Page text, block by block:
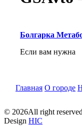
Болгарка
Если вам нужна
Главная О городе
© 2026All right reserved
Design HIC